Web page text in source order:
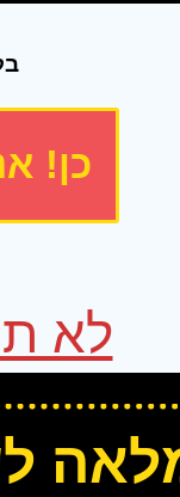
כן!
לא